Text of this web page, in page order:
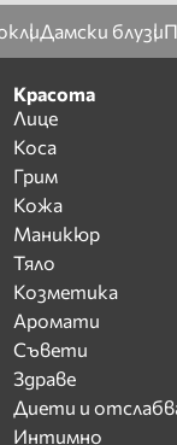
Дамски блузи
Красота
Лице
Коса
Грим
Кожа
Маникюр
Тяло
Козметика
Аромати
Съвети
Здраве
Диети и
Интимно